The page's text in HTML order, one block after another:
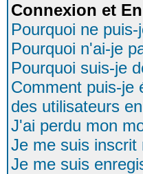
Connexion et
Pourquoi ne
Pourquoi n'ai-je
Pourquoi suis-je
Comment puis-je
des utilisateurs
J'ai perdu mon
Je me suis inscrit
Je me suis